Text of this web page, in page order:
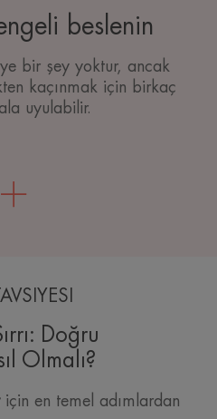
beslenin
bir şey yoktur, ancak
kaçınmak için birkaç
uyulabilir.
Doğru
Olmalı?
için en temel adımlardan